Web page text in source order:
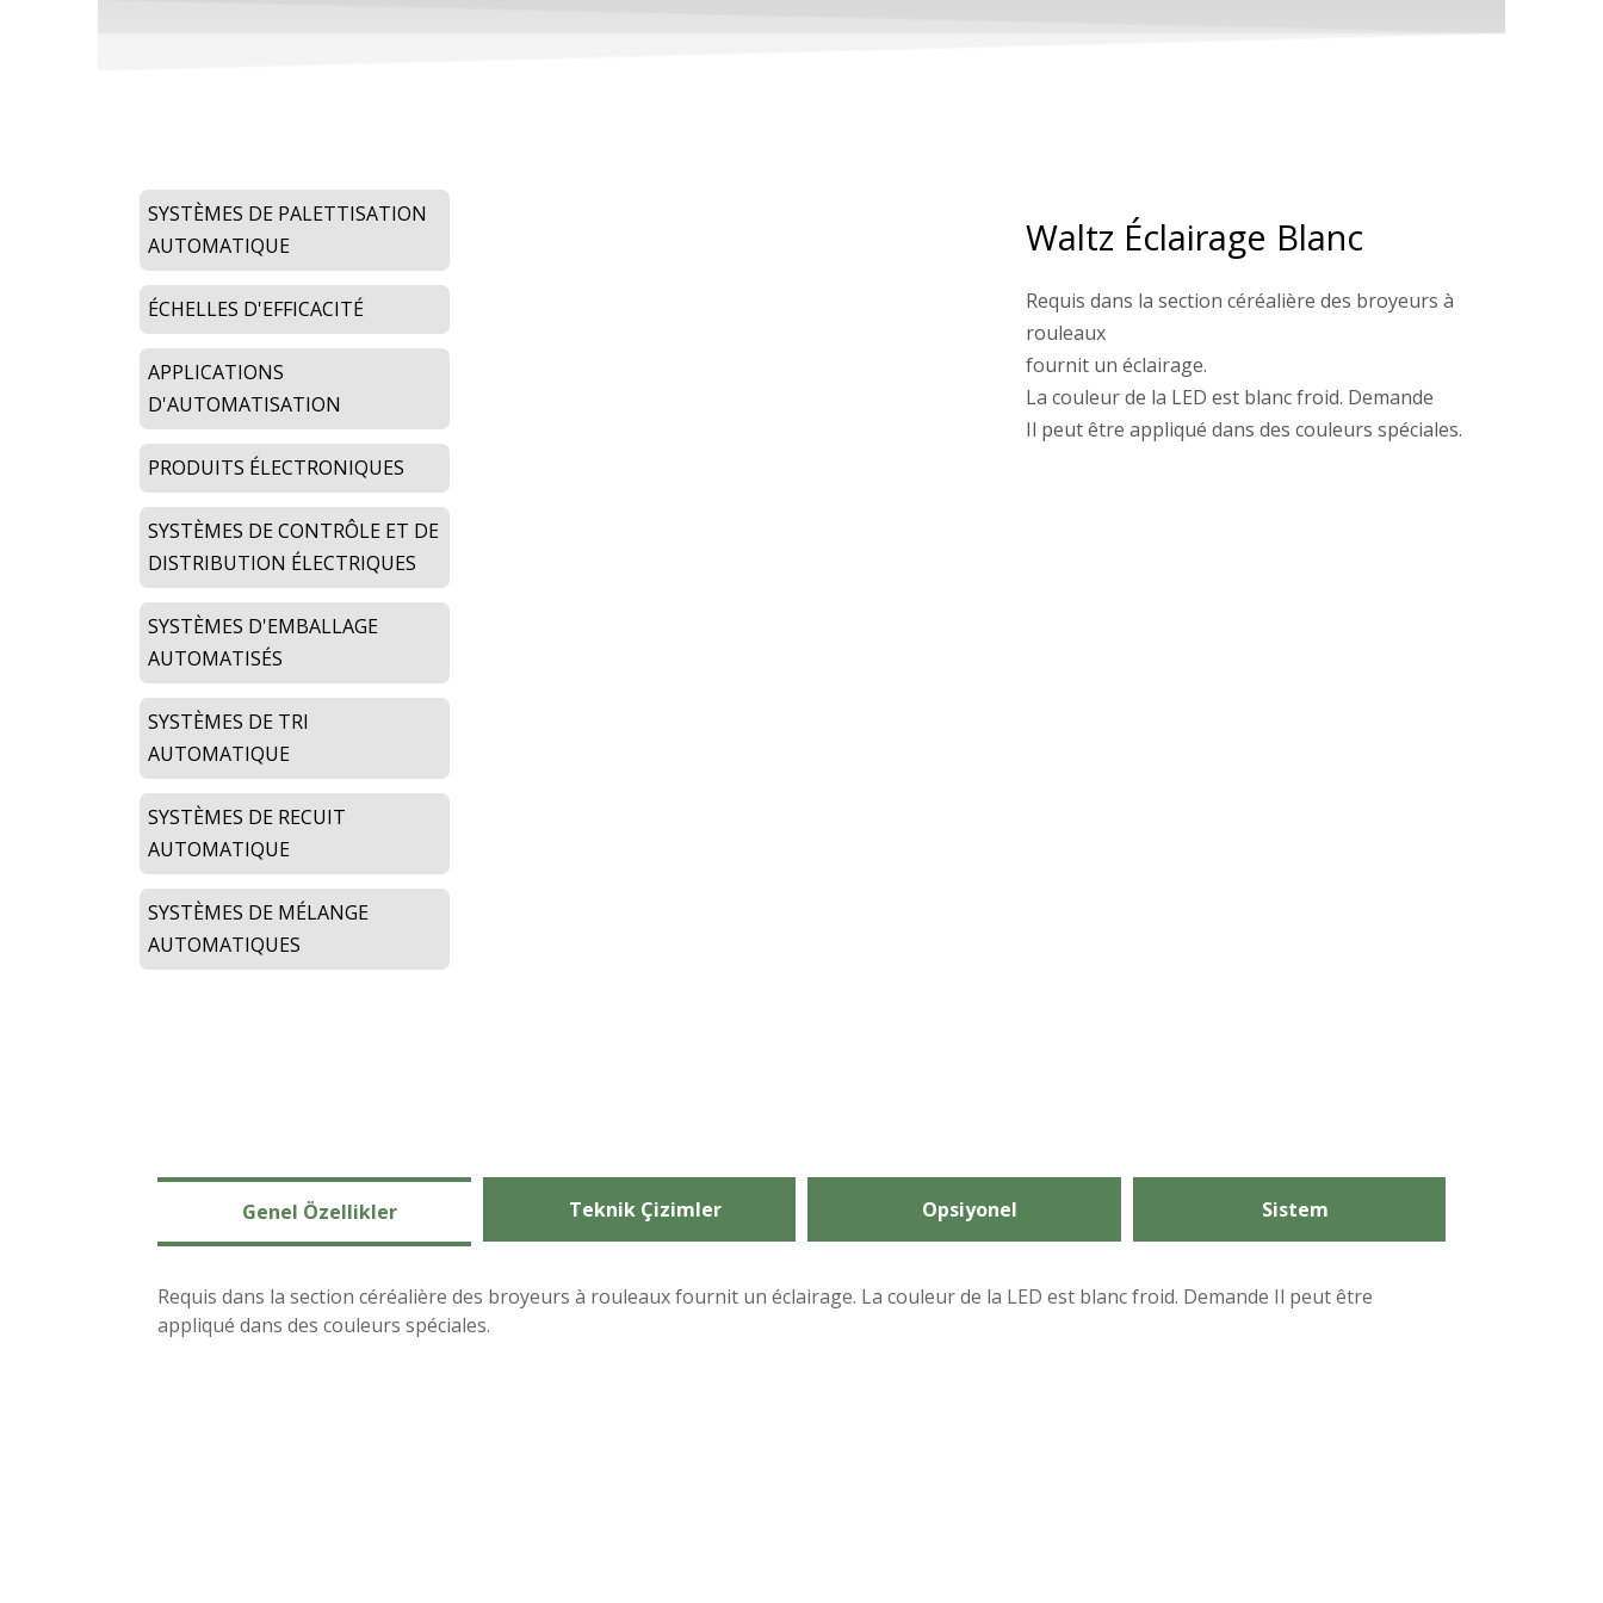
SYSTÈMES DE PALETTISATION
AUTOMATIQUE
ÉCHELLES D'EFFICACITÉ
APPLICATIONS
D'AUTOMATISATION
PRODUITS ÉLECTRONIQUES
SYSTÈMES DE CONTRÔLE ET DE
DISTRIBUTION ÉLECTRIQUES
SYSTÈMES D'EMBALLAGE
AUTOMATISÉS
SYSTÈMES DE TRI
AUTOMATIQUE
SYSTÈMES DE RECUIT
AUTOMATIQUE
SYSTÈMES DE MÉLANGE
AUTOMATIQUES
Waltz Éclairage Blanc
Requis dans la section céréalière des broyeurs à
rouleaux
fournit un éclairage.
La couleur de la LED est blanc froid. Demande
Il peut être appliqué dans des couleurs spéciales.
Genel Özellikler Teknik Çizimler Opsiyonel Sistem
Requis dans la section céréalière des broyeurs à rouleaux fournit un éclairage. La couleur de la LED est blanc froid. Demande Il peut être
appliqué dans des couleurs spéciales.